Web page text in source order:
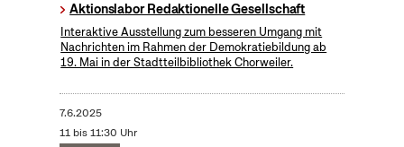
Aktionslabor Redaktionelle Gesellschaft
Interaktive Ausstellung zum besseren Umgang mit
Nachrichten im Rahmen der Demokratiebildung ab
19. Mai in der Stadtteilbibliothek Chorweiler.
7.6.2025
11 bis 11:30 Uhr